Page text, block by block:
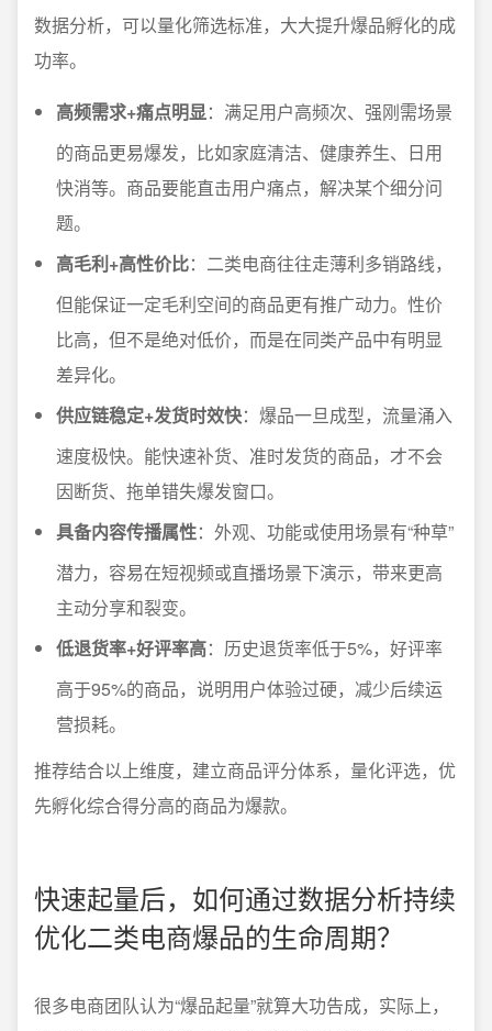
数据分析，可以量化筛选标准，大大提升爆品孵化的成
功率。
高频需求+痛点明显：满足用户高频次、强刚需场景
的商品更易爆发，比如家庭清洁、健康养生、日用
快消等。商品要能直击用户痛点，解决某个细分问
题。
高毛利+高性价比：二类电商往往走薄利多销路线，
但能保证一定毛利空间的商品更有推广动力。性价
比高，但不是绝对低价，而是在同类产品中有明显
差异化。
供应链稳定+发货时效快：爆品一旦成型，流量涌入
速度极快。能快速补货、准时发货的商品，才不会
因断货、拖单错失爆发窗口。
具备内容传播属性：外观、功能或使用场景有“种草”
潜力，容易在短视频或直播场景下演示，带来更高
主动分享和裂变。
低退货率+好评率高：历史退货率低于5%，好评率
高于95%的商品，说明用户体验过硬，减少后续运
营损耗。
推荐结合以上维度，建立商品评分体系，量化评选，优
先孵化综合得分高的商品为爆款。
快速起量后，如何通过数据分析持续
优化二类电商爆品的生命周期？
很多电商团队认为“爆品起量”就算大功告成，实际上，